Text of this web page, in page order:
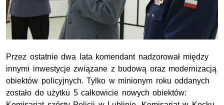
Przez ostatnie dwa lata komendant nadzorował między
innymi inwestycje związane z budową oraz modernizacją
obiektów policyjnych. Tylko w minionym roku oddanych
zostało do użytku 5 całkowicie nowych obiektów: